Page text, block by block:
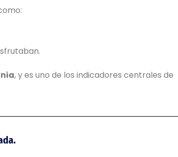
, y es uno de los indicadores centrales de